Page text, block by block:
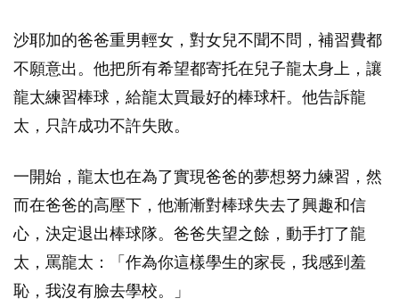
沙耶加的爸爸重男輕女，對女兒不聞不問，補習費都
不願意出。他把所有希望都寄托在兒子龍太身上，讓
龍太練習棒球，給龍太買最好的棒球杆。他告訴龍
太，只許成功不許失敗。
一開始，龍太也在為了實現爸爸的夢想努力練習，然
而在爸爸的高壓下，他漸漸對棒球失去了興趣和信
心，決定退出棒球隊。爸爸失望之餘，動手打了龍
太，罵龍太：「作為你這樣學生的家長，我感到羞
恥，我沒有臉去學校。」